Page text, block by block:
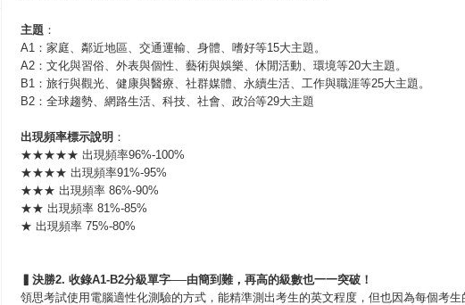
主題 ：
A1：家庭、鄰近地區、交通運輸、身體、嗜好等15大主題。
A2：文化與習俗、外表與個性、藝術與娛樂、休閒活動、環境等20大主題。
B1：旅行與觀光、健康與醫療、社群媒體、永續生活、工作與職涯等25大主題。
B2：全球趨勢、網路生活、科技、社會、政治等29大主題
出現頻率標示說明 ：
★★★★★ 出現頻率96%-100%
★★★★ 出現頻率91%-95%
★★★ 出現頻率 86%-90%
★★ 出現頻率 81%-85%
★ 出現頻率 75%-80%
決勝2. 收錄A1-B2分級單字──由簡到難，再高的級數也一一突破！
領思考試使用電腦適性化測驗的方式，能精準測出考生的英文程度，但也因為每個考生